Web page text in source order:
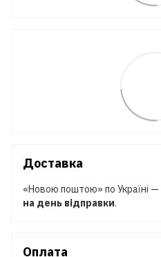
Доставка
«Новою поштою» по Україні —
на день відправки.
Оплата